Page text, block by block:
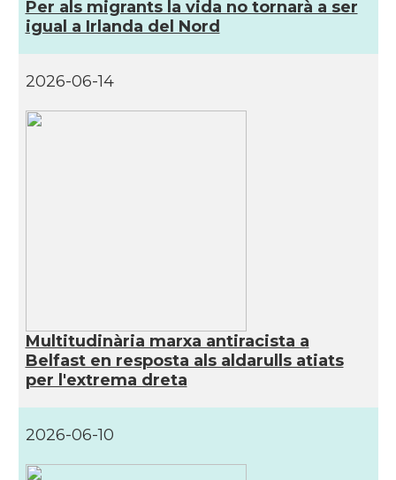
CAMON Catalans a GUERNSEY
CAMON Catalans a HEREFORD
CAMON Catalans a Lincoln
Per als migrants la vida no tornarà a ser
igual a Irlanda del Nord
2026-06-14
Multitudinària marxa antiracista a
Belfast en resposta als aldarulls atiats
per l'extrema dreta
2026-06-10